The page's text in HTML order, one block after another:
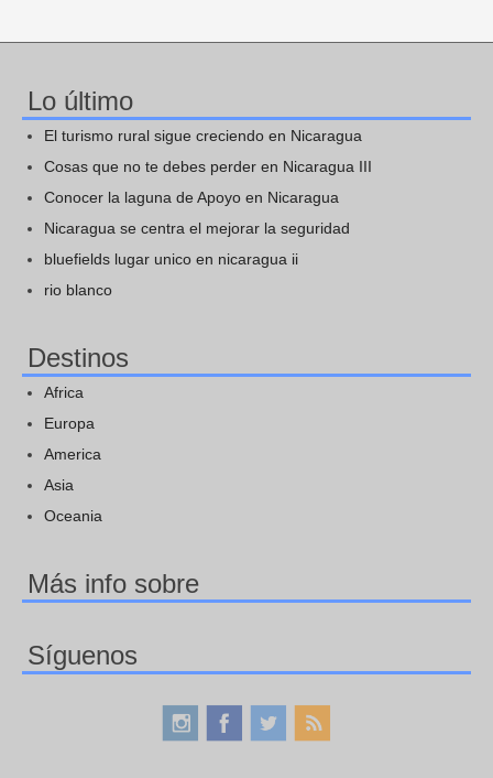
Lo último
El turismo rural sigue creciendo en Nicaragua
Cosas que no te debes perder en Nicaragua III
Conocer la laguna de Apoyo en Nicaragua
Nicaragua se centra el mejorar la seguridad
bluefields lugar unico en nicaragua ii
rio blanco
Destinos
Africa
Europa
America
Asia
Oceania
Más info sobre
Síguenos